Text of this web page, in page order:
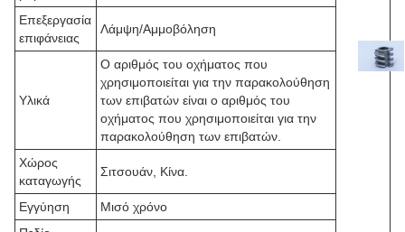
Επεξεργασία
επιφάνειας
Λάμψη/Αμμοβόληση
Υλικά
Ο αριθμός του οχήματος που
χρησιμοποιείται για την παρακολούθηση
των επιβατών είναι ο αριθμός του
οχήματος που χρησιμοποιείται για την
παρακολούθηση των επιβατών.
Χώρος
καταγωγής
Σιτσουάν, Κίνα.
Εγγύηση
Μισό χρόνο